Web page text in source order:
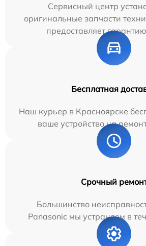
Сервисный центр
оригинальные запчасти
предоставляет
Бесплатная
Наш курьер в Красноярске
ваше устройство на
Срочный
Большинство
Panasonic мы устраняем в